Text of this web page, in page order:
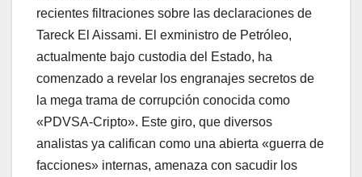
recientes filtraciones sobre las declaraciones de
Tareck El Aissami. El exministro de Petróleo,
actualmente bajo custodia del Estado, ha
comenzado a revelar los engranajes secretos de
la mega trama de corrupción conocida como
«PDVSA-Cripto». Este giro, que diversos
analistas ya califican como una abierta «guerra de
facciones» internas, amenaza con sacudir los